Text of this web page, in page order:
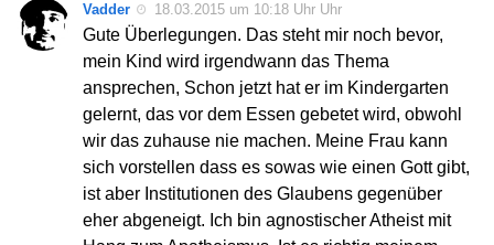
Vadder 18.03.2015 um 10:18 Uhr Uhr
Gute Überlegungen. Das steht mir noch bevor,
mein Kind wird irgendwann das Thema
ansprechen, Schon jetzt hat er im Kindergarten
gelernt, das vor dem Essen gebetet wird, obwohl
wir das zuhause nie machen. Meine Frau kann
sich vorstellen dass es sowas wie einen Gott gibt,
ist aber Institutionen des Glaubens gegenüber
eher abgeneigt. Ich bin agnostischer Atheist mit